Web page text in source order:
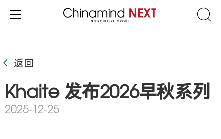
返回
Khaite 发布2026早秋系列
2025-12-25